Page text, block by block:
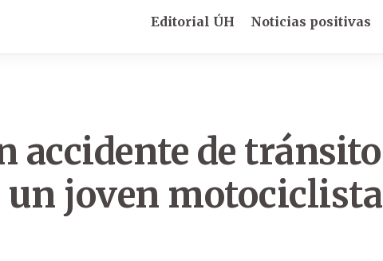
Editorial ÚH Noticias positivas
accidente de tránsito
un joven motociclista